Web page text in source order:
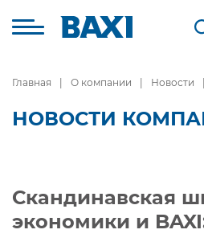
Главная О компании Новости
НОВОСТИ
Скандинавская
экономики и